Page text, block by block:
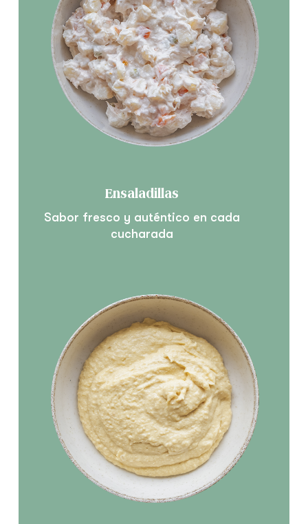
Ensaladillas
Sabor fresco y auténtico en cada
cucharada